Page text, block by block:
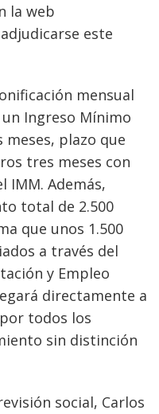
la web
este
mensual
Ingreso Mínimo
plazo que
tres meses con
IMM. Además,
total de 2.500
que unos 1.500
a través del
y Empleo
directamente a
todos los
sin distinción
social, Carlos